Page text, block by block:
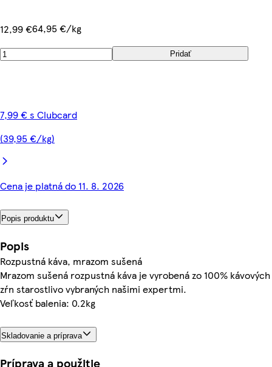
12,99 €64,95 €/kg
Pridať
7,99 € s Clubcard
(39,95 €/kg)
Cena je platná do 11. 8. 2026
Popis produktu
Popis
Rozpustná káva, mrazom sušená
Mrazom sušená rozpustná káva je vyrobená zo 100% kávových
zŕn starostlivo vybraných našimi expertmi.
Veľkosť balenia: 0.2kg
Skladovanie a príprava
Príprava a použitie